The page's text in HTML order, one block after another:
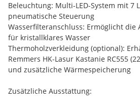
Beleuchtung: Multi-LED-System mit 7
pneumatische Steuerung
Wasserfilteranschluss: Ermöglicht die
für kristallklares Wasser
Thermoholzverkleidung (optional):
Remmers HK-Lasur Kastanie RC555
und zusätzliche Wärmespeicherung
Zusätzliche Ausstattung: